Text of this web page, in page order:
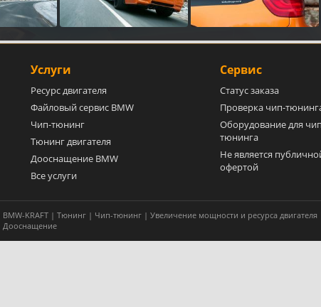
Услуги
Ресурс двигателя
Файловый сервис BMW
Чип-тюнинг
Тюнинг двигателя
Дооснащение BMW
Все услуги
Сервис
Статус заказа
Проверка чип-
Оборудование для
тюнинга
Не является
офертой
BMW-KRAFT | Тюнинг | Чип-тюнинг | Увеличение мощности и ресурса двигателя
Дооснащение